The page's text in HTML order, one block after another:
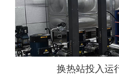
换热站投入运